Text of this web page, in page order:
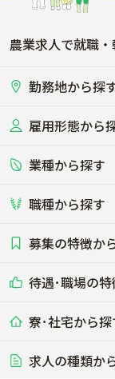
農業求人で就職
勤務地から探
北海道
関東
東海
雇用形態から
正社員
短期アルバイト
その他（独立・副業
業種から探す
畜産（酪農･
酪農
する牧場
養豚
る養豚場
畑・圃場で野菜・穀物を
稲作
農業資材･肥料
農場設備・肥料・飼料
その他業種
職種から探す
農場･牧場･現場職
募集の特徴か
未経験歓迎
学歴不問
50代採用実績あり
待遇･職場の
社会保険完備
食事補助あり
寮･社宅から探
単身寮あり
求人の種類か